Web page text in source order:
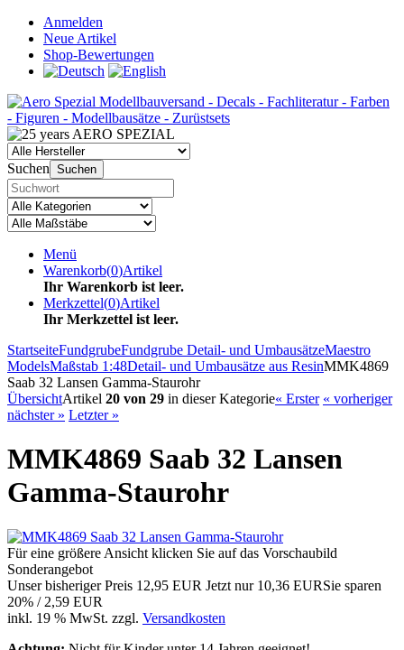
Anmelden
Neue Artikel
Shop-Bewertungen
Suchen Suchen
Menü
Warenkorb(0)Artikel
Ihr Warenkorb ist leer.
Merkzettel(0)Artikel
Ihr Merkzettel ist leer.
StartseiteFundgrubeFundgrube Detail- und UmbausätzeMaestro
ModelsMaßstab 1:48Detail- und Umbausätze aus ResinMMK4869
Saab 32 Lansen Gamma-Staurohr
ÜbersichtArtikel 20 von 29 in dieser Kategorie« Erster « vorheriger
nächster » Letzter »
MMK4869 Saab 32 Lansen
Gamma-Staurohr
Für eine größere Ansicht klicken Sie auf das Vorschaubild
Sonderangebot
Unser bisheriger Preis 12,95 EUR Jetzt nur 10,36 EURSie sparen
20% / 2,59 EUR
inkl. 19 % MwSt. zzgl. Versandkosten